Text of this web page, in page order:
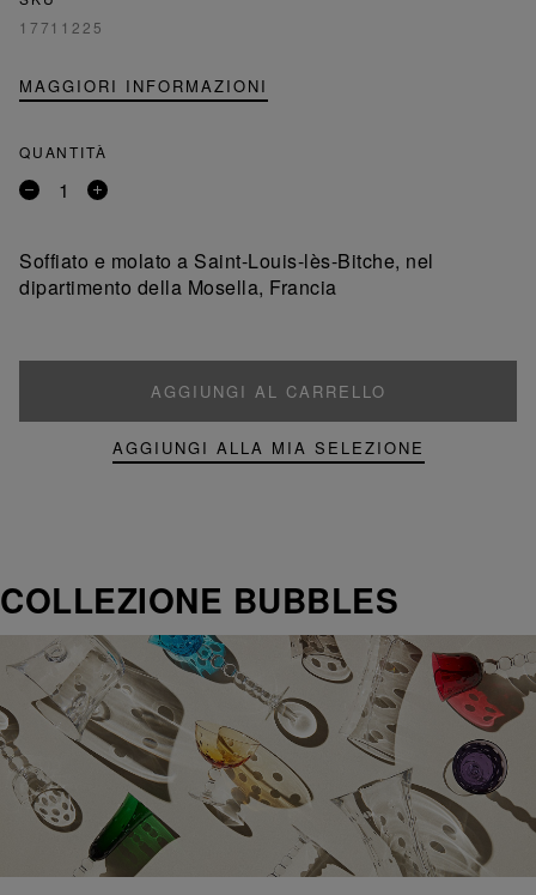
17711225
MAGGIORI INFORMAZIONI
QUANTITÀ
Rimuovi
Aggiungi
Soffiato e molato a Saint-Louis-lès-Bitche, nel
dipartimento della Mosella, Francia
AGGIUNGI AL CARRELLO
AGGIUNGI ALLA MIA SELEZIONE
COLLEZIONE BUBBLES